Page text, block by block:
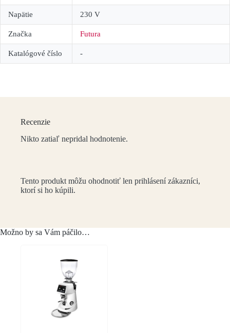
Napätie 230 V
Značka Futura
Katalógové číslo -
Recenzie
Nikto zatiaľ nepridal hodnotenie.
Tento produkt môžu ohodnotiť len prihlásení zákazníci,
ktorí si ho kúpili.
Možno by sa Vám páčilo…